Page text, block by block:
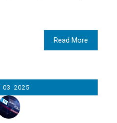
Read More
03 2025